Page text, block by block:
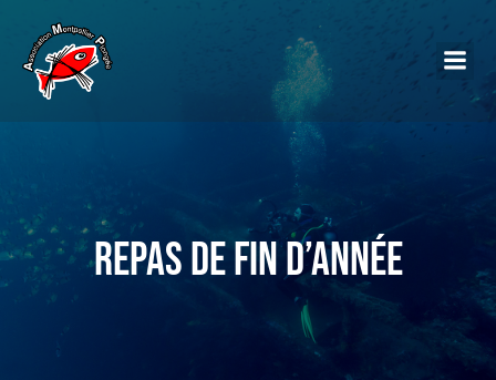
Repas de fin d’année